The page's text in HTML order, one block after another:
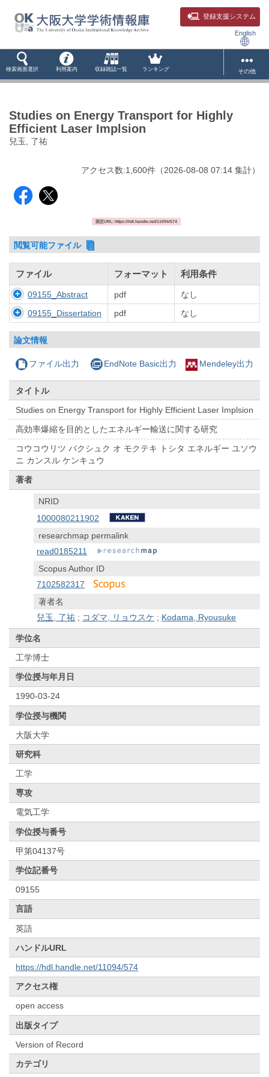
登録支援システム
English
検索画面選択 利用案内 収録雑誌一覧 ランキング その他
Studies on Energy Transport for Highly
Efficient Laser Implsion
兒玉, 了祐
アクセス数:1,600件 （2026-08-08 07:14 集計）
固定URL: https://hdl.handle.net/11094/574
閲覧可能ファイル
ファイル フォーマット 利用条件
09155_Abstract pdf
なし
09155_Dissertation
pdf なし
論文情報
ファイル出力 EndNote Basic出力 Mendeley出力
タイトル
Studies on Energy Transport for Highly Efficient Laser Implsion
高効率爆縮を目的としたエネルギー輸送に関する研究
コウコウリツ バクシュク オ モクテキ トシタ エネルギー ユソウ
ニ カンスル ケンキュウ
著者
NRID
1000080211902
researchmap permalink
read0185211
Scopus Author ID
7102582317
著者名
兒玉, 了祐 ; コダマ, リョウスケ ; Kodama, Ryousuke
学位名
工学博士
学位授与年月日
1990-03-24
学位授与機関
大阪大学
研究科
工学
専攻
電気工学
学位授与番号
甲第04137号
学位記番号
09155
言語
英語
ハンドルURL
https://hdl.handle.net/11094/574
アクセス権
open access
出版タイプ
Version of Record
カテゴリ